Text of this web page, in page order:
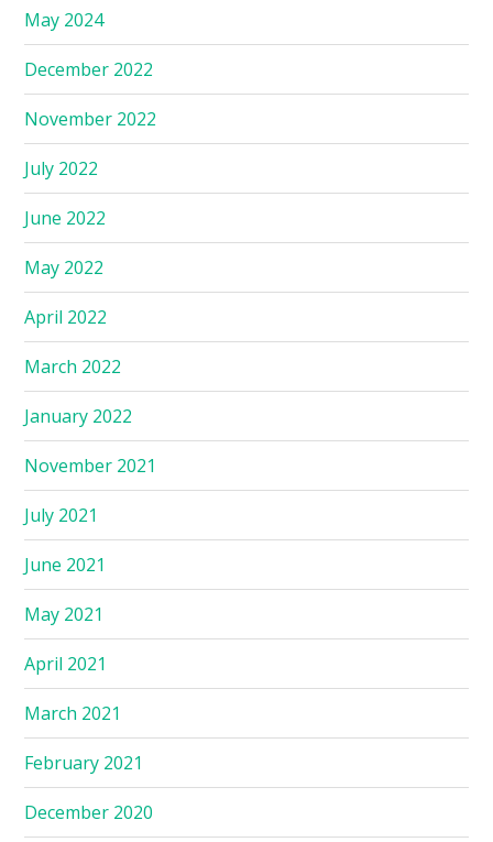
May 2024
December 2022
November 2022
July 2022
June 2022
May 2022
April 2022
March 2022
January 2022
November 2021
July 2021
June 2021
May 2021
April 2021
March 2021
February 2021
December 2020